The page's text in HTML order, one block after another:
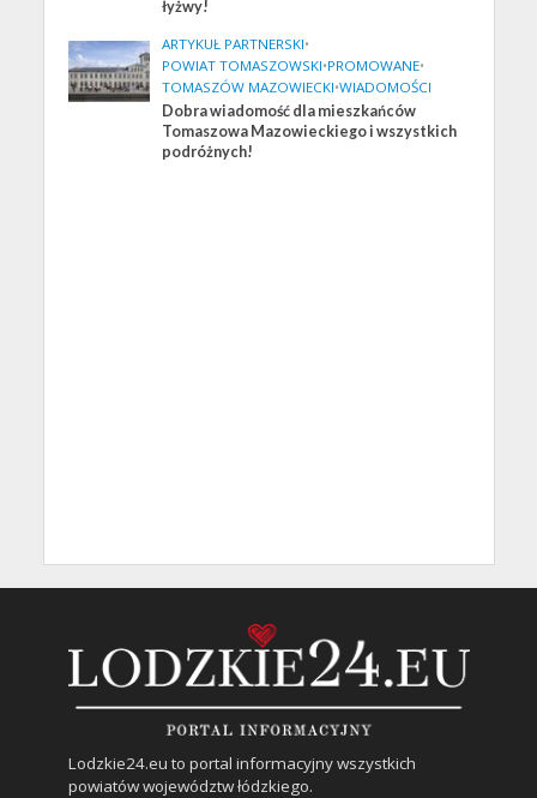
łyżwy!
ARTYKUŁ PARTNERSKI•
POWIAT TOMASZOWSKI•PROMOWANE•
TOMASZÓW MAZOWIECKI•WIADOMOŚCI
Dobra wiadomość dla mieszkańców
Tomaszowa Mazowieckiego i wszystkich
podróżnych!
Lodzkie24.eu to portal informacyjny wszystkich
powiatów województw łódzkiego.